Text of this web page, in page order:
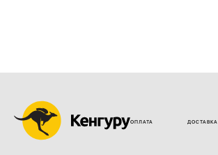
ОПЛАТА ДОСТАВКА